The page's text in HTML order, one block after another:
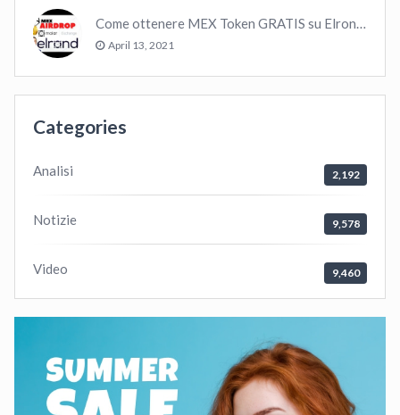
Come ottenere MEX Token GRATIS su Elrond ?
April 13, 2021
Categories
Analisi 2,192
Notizie 9,578
Video 9,460